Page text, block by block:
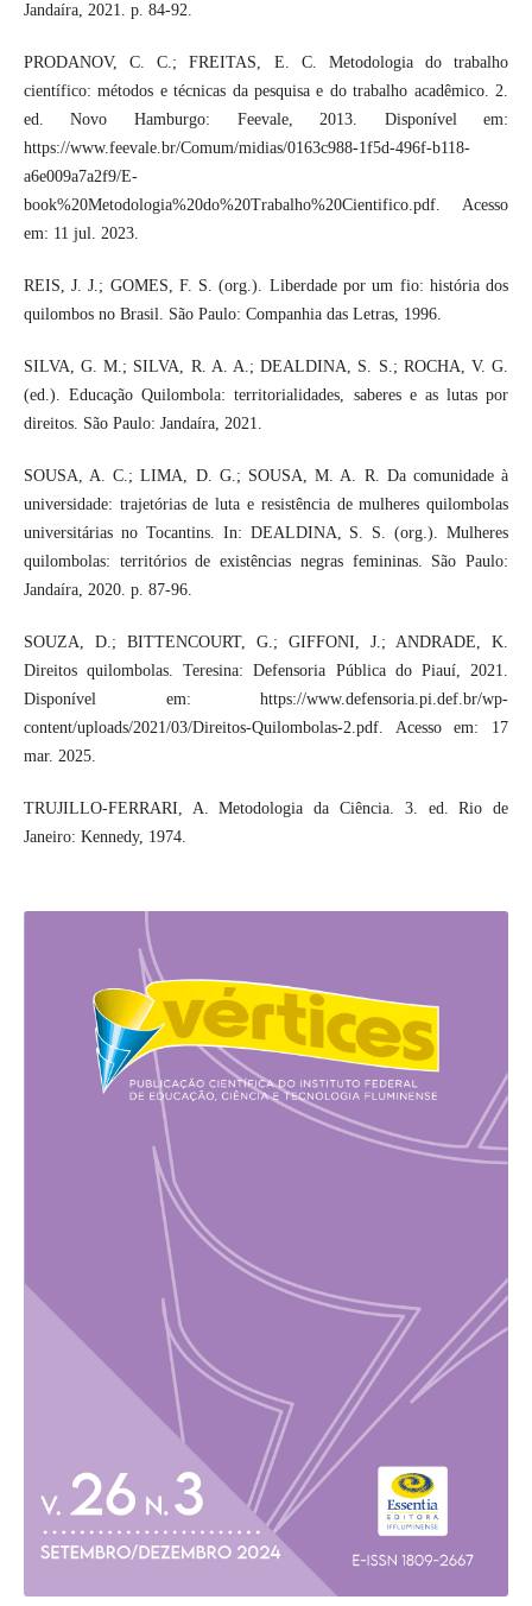
Jandaíra, 2021. p. 84-92.
PRODANOV, C. C.; FREITAS, E. C. Metodologia do trabalho
científico: métodos e técnicas da pesquisa e do trabalho acadêmico. 2.
ed. Novo Hamburgo: Feevale, 2013. Disponível em:
https://www.feevale.br/Comum/midias/0163c988-1f5d-496f-b118-
a6e009a7a2f9/E-
book%20Metodologia%20do%20Trabalho%20Cientifico.pdf. Acesso
em: 11 jul. 2023.
REIS, J. J.; GOMES, F. S. (org.). Liberdade por um fio: história dos
quilombos no Brasil. São Paulo: Companhia das Letras, 1996.
SILVA, G. M.; SILVA, R. A. A.; DEALDINA, S. S.; ROCHA, V. G.
(ed.). Educação Quilombola: territorialidades, saberes e as lutas por
direitos. São Paulo: Jandaíra, 2021.
SOUSA, A. C.; LIMA, D. G.; SOUSA, M. A. R. Da comunidade à
universidade: trajetórias de luta e resistência de mulheres quilombolas
universitárias no Tocantins. In: DEALDINA, S. S. (org.). Mulheres
quilombolas: territórios de existências negras femininas. São Paulo:
Jandaíra, 2020. p. 87-96.
SOUZA, D.; BITTENCOURT, G.; GIFFONI, J.; ANDRADE, K.
Direitos quilombolas. Teresina: Defensoria Pública do Piauí, 2021.
Disponível em: https://www.defensoria.pi.def.br/wp-
content/uploads/2021/03/Direitos-Quilombolas-2.pdf. Acesso em: 17
mar. 2025.
TRUJILLO-FERRARI, A. Metodologia da Ciência. 3. ed. Rio de
Janeiro: Kennedy, 1974.